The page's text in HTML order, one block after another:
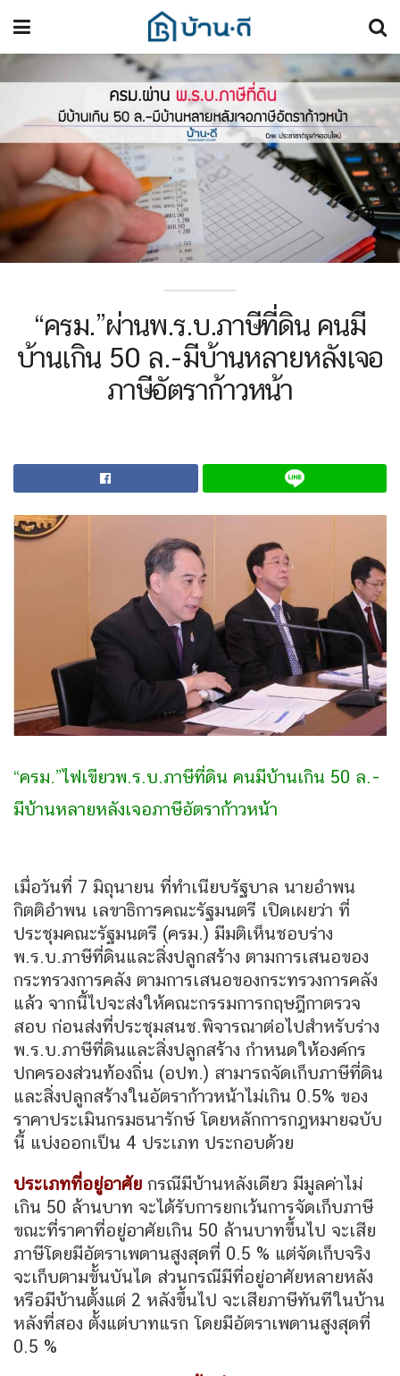
“ครม.”ผ่านพ.ร.บ.ภาษีที่ดิน คนมี
บ้านเกิน 50 ล.-มีบ้านหลายหลังเจอ
ภาษีอัตราก้าวหน้า
“ครม.”ไฟเขียวพ.ร.บ.ภาษีที่ดิน คนมีบ้านเกิน 50 ล.-
มีบ้านหลายหลังเจอภาษีอัตราก้าวหน้า
เมื่อวันที่ 7 มิถุนายน ที่ทำเนียบรัฐบาล นายอำพน
กิตติอำพน เลขาธิการคณะรัฐมนตรี เปิดเผยว่า ที่
ประชุมคณะรัฐมนตรี (ครม.) มีมติเห็นชอบร่าง
พ.ร.บ.ภาษีที่ดินและสิ่งปลูกสร้าง ตามการเสนอของ
กระทรวงการคลัง ตามการเสนอของกระทรวงการคลัง
แล้ว จากนี้ไปจะส่งให้คณะกรรมการกฤษฎีกาตรวจ
สอบ ก่อนส่งที่ประชุมสนช.พิจารณาต่อไปสำหรับร่าง
พ.ร.บ.ภาษีที่ดินและสิ่งปลูกสร้าง กำหนดให้องค์กร
ปกครองส่วนท้องถิ่น (อปท.) สามารถจัดเก็บภาษีที่ดิน
และสิ่งปลูกสร้างในอัตราก้าวหน้าไม่เกิน 0.5% ของ
ราคาประเมินกรมธนารักษ์ โดยหลักการกฎหมายฉบับ
นี้ แบ่งออกเป็น 4 ประเภท ประกอบด้วย
ประเภทที่อยู่อาศัย กรณีมีบ้านหลังเดียว มีมูลค่าไม่
เกิน 50 ล้านบาท จะได้รับการยกเว้นการจัดเก็บภาษี
ขณะที่ราคาที่อยู่อาศัยเกิน 50 ล้านบาทขึ้นไป จะเสีย
ภาษีโดยมีอัตราเพดานสูงสุดที่ 0.5 % แต่จัดเก็บจริง
จะเก็บตามขั้นบันได ส่วนกรณีมีที่อยู่อาศัยหลายหลัง
หรือมีบ้านตั้งแต่ 2 หลังขึ้นไป จะเสียภาษีทันทีในบ้าน
หลังที่สอง ตั้งแต่บาทแรก โดยมีอัตราเพดานสูงสุดที่
0.5 %